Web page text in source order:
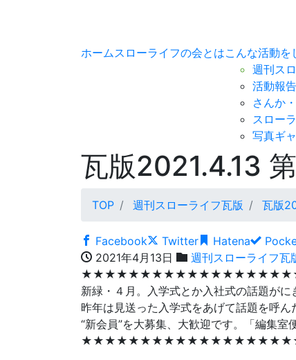
ホームスローライフの会とはこんな活動を
週刊ス
活動報告
さんか
スロー
写真ギ
瓦版2021.4.13
TOP 週刊スローライフ瓦版 瓦版
Facebook Twitter Hatena
2021年4月13日
週刊スローライフ瓦
新緑・４月。入学式とか入社式の話題がに
昨年は見送った入学式をあげて話題を呼
“新会員”を大募集、大歓迎です。「編集室